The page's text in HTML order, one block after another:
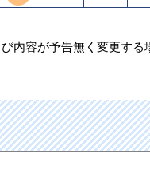
内容が予告無く変更する